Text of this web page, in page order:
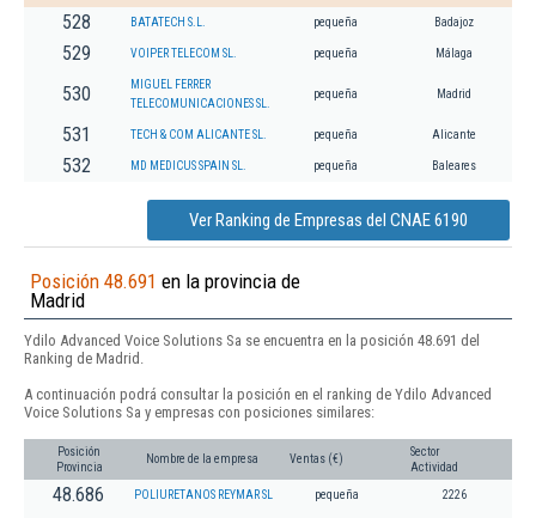
528 BATATECH S.L. pequeña Badajoz
529 VOIPER TELECOM SL. pequeña Málaga
530
MIGUEL FERRER
TELECOMUNICACIONES SL.
pequeña Madrid
531 TECH & COM ALICANTE SL. pequeña Alicante
532 MD MEDICUS SPAIN SL. pequeña Baleares
Ver Ranking de Empresas del CNAE 6190
Posición 48.691 en la provincia de
Madrid
Ydilo Advanced Voice Solutions Sa se encuentra en la posición 48.691 del
Ranking de Madrid.
A continuación podrá consultar la posición en el ranking de Ydilo Advanced
Voice Solutions Sa y empresas con posiciones similares:
Posición
Provincia
Nombre de la empresa Ventas (€)
Sector
Actividad
48.686 POLIURETANOS REYMAR SL pequeña 2226